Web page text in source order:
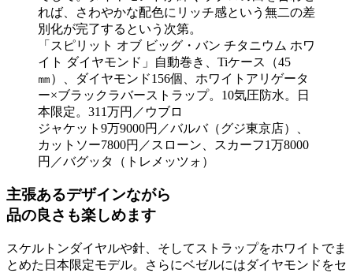
れば、さわやかな配色にリッチ感という無二の差
別化が完了するという次第。
「スピリット オブ ビッグ・バン チタニウム ホワ
イト ダイヤモンド」自動巻き、Tiケース（45
㎜）、ダイヤモンド156個、ホワイトアリゲータ
ー×ブラックラバーストラップ。10気圧防水。日
本限定。311万円／ウブロ
ジャケット9万9000円／バルバ（グジ東京店）、
カットソー7800円／スローン、スカーフ1万8000
円／バグッタ（トレメッツォ）
主張あるデザインながら
品の良さも楽しめます
スケルトンダイヤルや針、そしてストラップをホワイトでま
とめた日本限定モデル。さらにベゼルにはダイヤモンドをセ